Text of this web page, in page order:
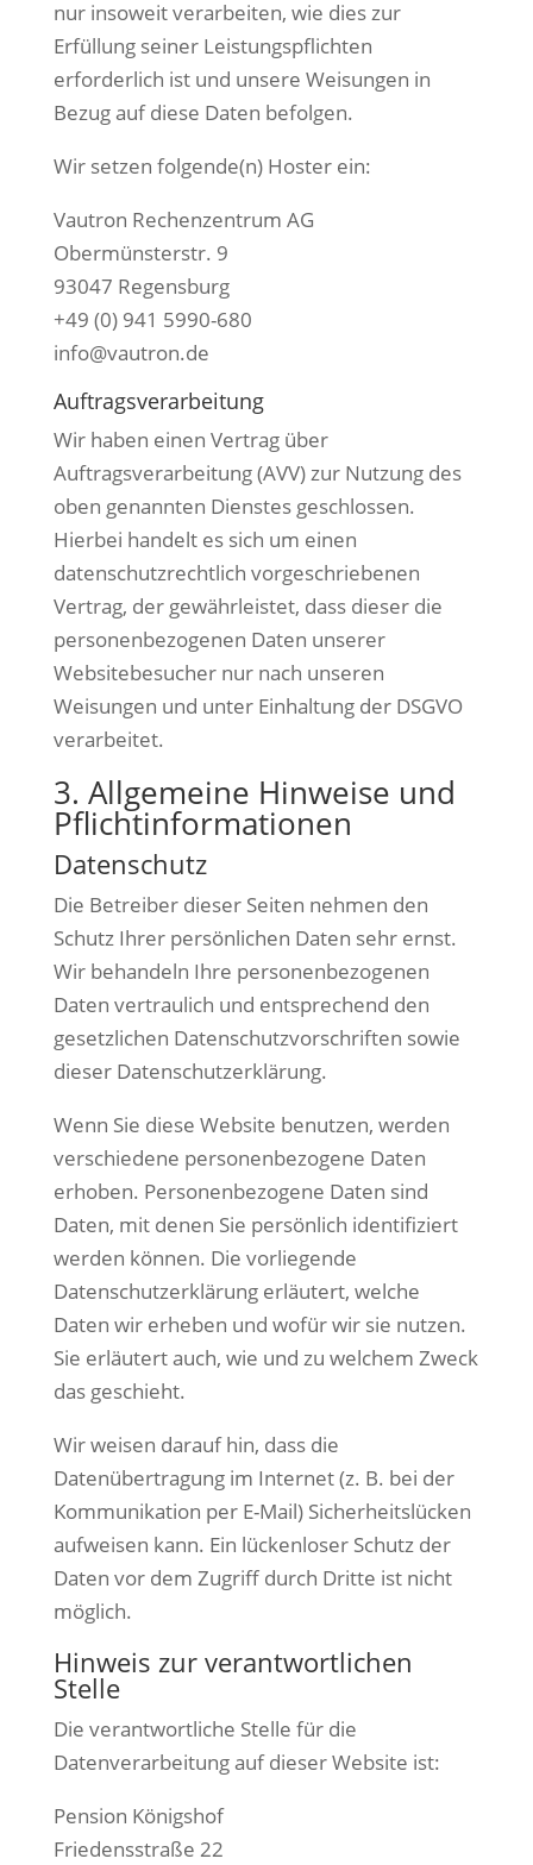
nur insoweit verarbeiten, wie dies zur
Erfüllung seiner Leistungspflichten
erforderlich ist und unsere Weisungen in
Bezug auf diese Daten befolgen.
Wir setzen folgende(n) Hoster ein:
Vautron Rechenzentrum AG
Obermünsterstr. 9
93047 Regensburg
+49 (0) 941 5990-680
info@vautron.de
Auftragsverarbeitung
Wir haben einen Vertrag über
Auftragsverarbeitung (AVV) zur Nutzung des
oben genannten Dienstes geschlossen.
Hierbei handelt es sich um einen
datenschutzrechtlich vorgeschriebenen
Vertrag, der gewährleistet, dass dieser die
personenbezogenen Daten unserer
Websitebesucher nur nach unseren
Weisungen und unter Einhaltung der DSGVO
verarbeitet.
3. Allgemeine Hinweise und
Pflicht­informationen
Datenschutz
Die Betreiber dieser Seiten nehmen den
Schutz Ihrer persönlichen Daten sehr ernst.
Wir behandeln Ihre personenbezogenen
Daten vertraulich und entsprechend den
gesetzlichen Datenschutzvorschriften sowie
dieser Datenschutzerklärung.
Wenn Sie diese Website benutzen, werden
verschiedene personenbezogene Daten
erhoben. Personenbezogene Daten sind
Daten, mit denen Sie persönlich identifiziert
werden können. Die vorliegende
Datenschutzerklärung erläutert, welche
Daten wir erheben und wofür wir sie nutzen.
Sie erläutert auch, wie und zu welchem Zweck
das geschieht.
Wir weisen darauf hin, dass die
Datenübertragung im Internet (z. B. bei der
Kommunikation per E-Mail) Sicherheitslücken
aufweisen kann. Ein lückenloser Schutz der
Daten vor dem Zugriff durch Dritte ist nicht
möglich.
Hinweis zur verantwortlichen
Stelle
Die verantwortliche Stelle für die
Datenverarbeitung auf dieser Website ist:
Pension Königshof
Friedensstraße 22